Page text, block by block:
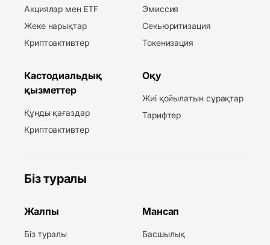
Акциялар мен ETF
Жеке нарықтар
Криптоактивтер
Кастодиальдық
қызметтер
Құнды қағаздар
Криптоактивтер
Эмиссия
Секьюритизация
Токенизация
Оқу
Жиі қойылатын сұрақтар
Тарифтер
Біз туралы
Жалпы
Біз туралы
Мансап
Басшылық